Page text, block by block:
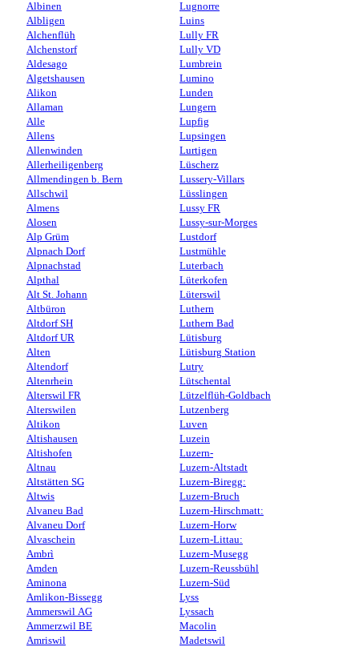
Albinen
Albligen
Alchenflüh
Alchenstorf
Aldesago
Algetshausen
Alikon
Allaman
Alle
Allens
Allenwinden
Allerheiligenberg
Allmendingen b. Bern
Allschwil
Almens
Alosen
Alp Grüm
Alpnach Dorf
Alpnachstad
Alpthal
Alt St. Johann
Altbüron
Altdorf SH
Altdorf UR
Alten
Altendorf
Altenrhein
Alterswil FR
Alterswilen
Altikon
Altishausen
Altishofen
Altnau
Altstätten SG
Altwis
Alvaneu Bad
Alvaneu Dorf
Alvaschein
Ambrì
Amden
Aminona
Amlikon-Bissegg
Ammerswil AG
Ammerzwil BE
Amriswil
Lugnorre
Luins
Lully FR
Lully VD
Lumbrein
Lumino
Lunden
Lungern
Lupfig
Lupsingen
Lurtigen
Lüscherz
Lussery-Villars
Lüsslingen
Lussy FR
Lussy-sur-Morges
Lustdorf
Lustmühle
Luterbach
Lüterkofen
Lüterswil
Luthern
Luthern Bad
Lütisburg
Lütisburg Station
Lutry
Lütschental
Lützelflüh-Goldbach
Lutzenberg
Luven
Luzein
Luzern-
Luzern-Altstadt
Luzern-Biregg:
Luzern-Bruch
Luzern-Hirschmatt:
Luzern-Horw
Luzern-Littau:
Luzern-Musegg
Luzern-Reussbühl
Luzern-Süd
Lyss
Lyssach
Macolin
Madetswil